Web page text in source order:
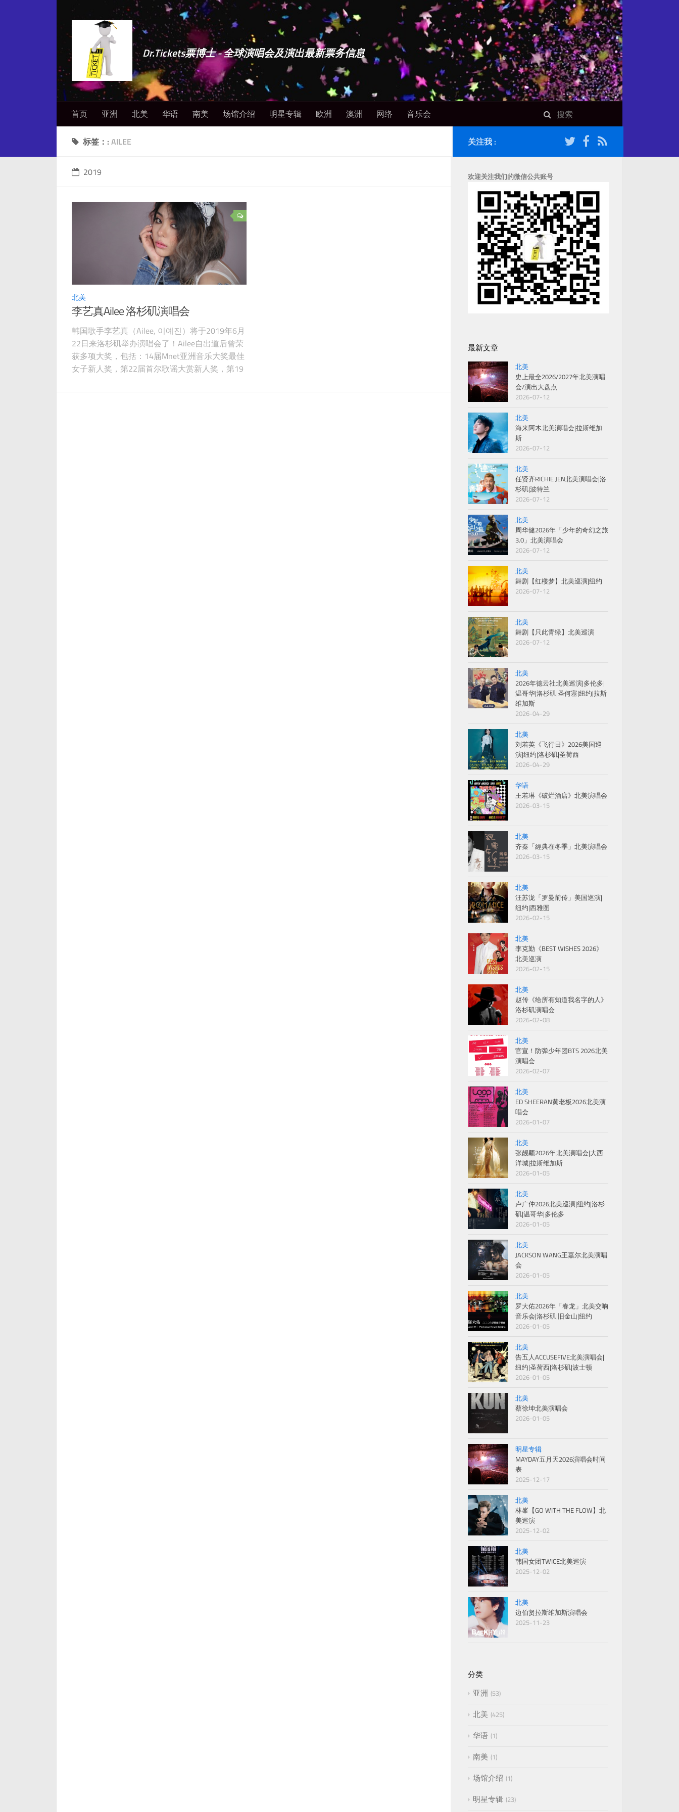
Dr.Tickets票博士 - 全球演唱会及演出最新票务信息
首页 亚洲 北美 华语 南美 场馆介绍 明星专辑 欧洲 澳洲 网络 音乐会
标签：: AILEE
2019
北美
李艺真Ailee 洛杉矶演唱会
韩国歌手李艺真（Ailee, 이예진）将于2019年6月
22日来洛杉矶举办演唱会了！Ailee自出道后曾荣
获多项大奖，包括：14届Mnet亚洲音乐大奖最佳
女子新人奖，第22届首尔歌谣大赏新人奖，第19
关注我 :
欢迎关注我们的微信公共账号
最新文章
北美
史上最全2026/2027年北美演唱
会/演出大盘点
2026-07-12
北美
海来阿木北美演唱会|拉斯维加
斯
2026-07-12
北美
任贤齐RICHIE JEN北美演唱会|洛
杉矶|波特兰
2026-07-12
北美
周华健2026年「少年的奇幻之旅
3.0」北美演唱会
2026-07-12
北美
舞剧【红楼梦】北美巡演|纽约
2026-07-12
北美
舞剧【只此青绿】北美巡演
2026-07-12
北美
2026年德云社北美巡演|多伦多|
温哥华|洛杉矶|圣何塞|纽约|拉斯
维加斯
2026-04-29
北美
刘若英《飞行日》2026美国巡
演|纽约|洛杉矶|圣荷西
2026-04-29
华语
王若琳《破烂酒店》北美演唱会
2026-03-15
北美
齐秦「經典在冬季」北美演唱会
2026-03-15
北美
汪苏泷「罗曼前传」美国巡演|
纽约|西雅图
2026-02-15
北美
李克勤《BEST WISHES 2026》
北美巡演
2026-02-15
北美
赵传《给所有知道我名字的人》
洛杉矶演唱会
2026-02-08
北美
官宣！防弹少年团BTS 2026北美
演唱会
2026-02-07
北美
ED SHEERAN黄老板2026北美演
唱会
2026-01-07
北美
张靓颖2026年北美演唱会|大西
洋城|拉斯维加斯
2026-01-05
北美
卢广仲2026北美巡演|纽约|洛杉
矶|温哥华|多伦多
2026-01-05
北美
JACKSON WANG王嘉尔北美演唱
会
2026-01-05
北美
罗大佑2026年「春龙」北美交响
音乐会|洛杉矶|旧金山|纽约
2026-01-05
北美
告五人ACCUSEFIVE北美演唱会|
纽约|圣荷西|洛杉矶|波士顿
2026-01-05
北美
蔡徐坤北美演唱会
2026-01-05
明星专辑
MAYDAY五月天2026演唱会时间
表
2025-12-17
北美
林峯【GO WITH THE FLOW】北
美巡演
2025-12-02
北美
韩国女团TWICE北美巡演
2025-12-02
北美
边伯贤拉斯维加斯演唱会
2025-11-23
分类
亚洲 53
北美 425
华语 1
南美 1
场馆介绍 1
明星专辑 23